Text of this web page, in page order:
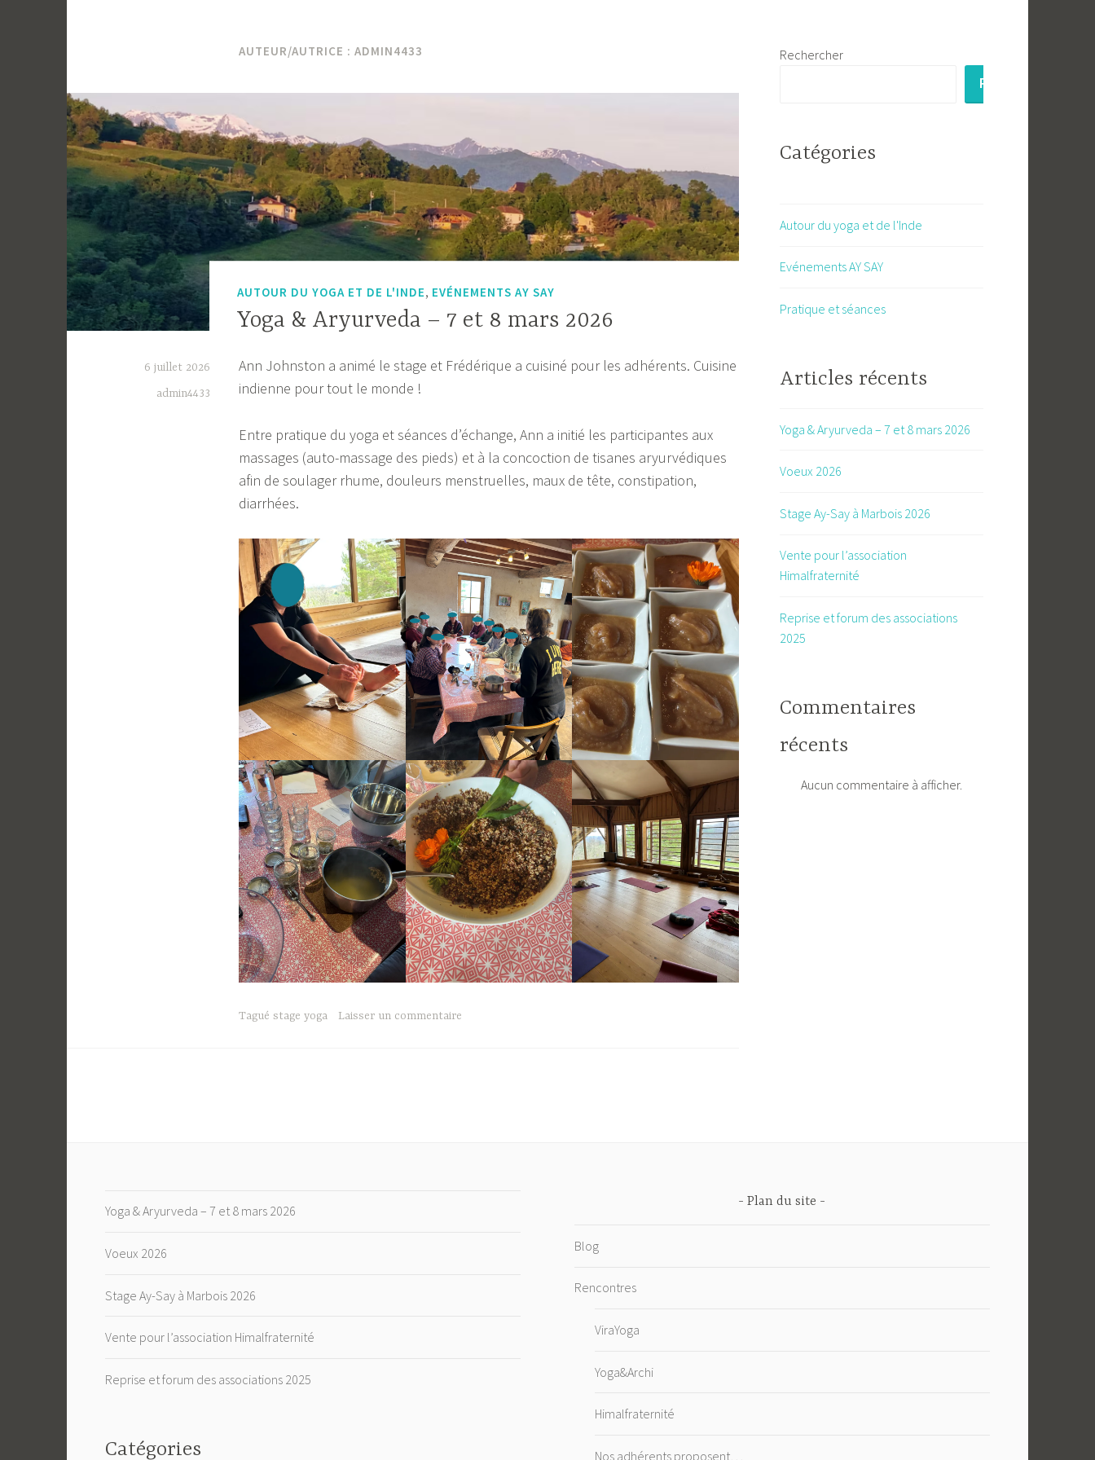
AUTEUR/AUTRICE : ADMIN4433
AUTOUR DU YOGA ET DE L'INDE, EVÉNEMENTS AY SAY
Yoga & Aryurveda – 7 et 8 mars 2026
6 juillet 2026
admin4433
Ann Johnston a animé le stage et Frédérique a cuisiné pour les adhérents. Cuisine
indienne pour tout le monde !
Entre pratique du yoga et séances d’échange, Ann a initié les participantes aux
massages (auto-massage des pieds) et à la concoction de tisanes aryurvédiques
afin de soulager rhume, douleurs menstruelles, maux de tête, constipation,
diarrhées.
Tagué stage yoga Laisser un commentaire
Rechercher
RECHERCHER
Catégories
Autour du yoga et de l'Inde
Evénements AY SAY
Pratique et séances
Articles récents
Yoga & Aryurveda – 7 et 8 mars 2026
Voeux 2026
Stage Ay-Say à Marbois 2026
Vente pour l’association
Himalfraternité
Reprise et forum des associations
2025
Commentaires
récents
Aucun commentaire à afficher.
Yoga & Aryurveda – 7 et 8 mars 2026
Voeux 2026
Stage Ay-Say à Marbois 2026
Vente pour l’association Himalfraternité
Reprise et forum des associations 2025
Catégories
Plan du site
Blog
Rencontres
ViraYoga
Yoga&Archi
Himalfraternité
Nos adhérents proposent…